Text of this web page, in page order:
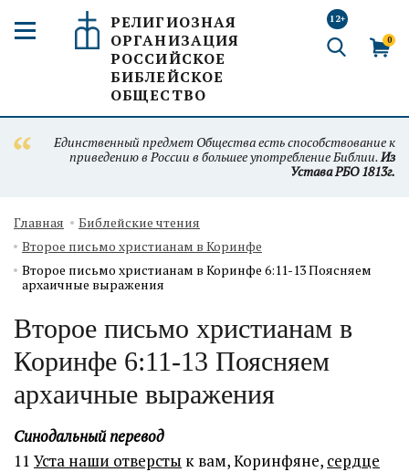
РЕЛИГИОЗНАЯ
ОРГАНИЗАЦИЯ
РОССИЙСКОЕ
БИБЛЕЙСКОЕ
ОБЩЕСТВО
12+
0
Единственный предмет Общества есть способствование к
приведению в России в большее употребление Библии.Из
Устава РБО 1813г.
Главная
Библейские чтения
Второе письмо христианам в Коринфе
Второе письмо христианам в Коринфе 6:11-13 Поясняем
архаичные выражения
Второе письмо христианам в
Коринфе 6:11-13 Поясняем
архаичные выражения
Синодальный перевод
11 Уста наши отверсты к вам, Коринфяне, сердце